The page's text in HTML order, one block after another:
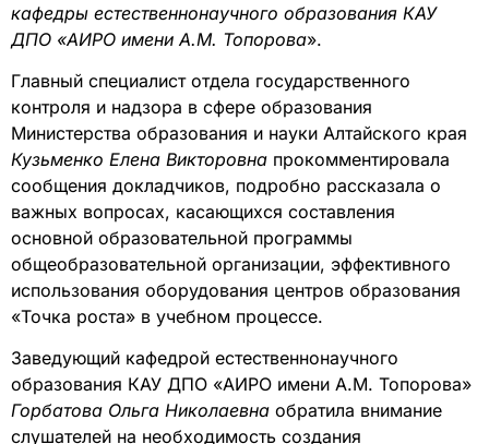
кафедры естественнонаучного образования КАУ
ДПО «АИРО имени А.М. Топорова».
Главный специалист отдела государственного
контроля и надзора в сфере образования
Министерства образования и науки Алтайского края
Кузьменко Елена Викторовна прокомментировала
сообщения докладчиков, подробно рассказала о
важных вопросах, касающихся составления
основной образовательной программы
общеобразовательной организации, эффективного
использования оборудования центров образования
«Точка роста» в учебном процессе.
Заведующий кафедрой естественнонаучного
образования КАУ ДПО «АИРО имени А.М. Топорова»
Горбатова Ольга Николаевна обратила внимание
слушателей на необходимость создания